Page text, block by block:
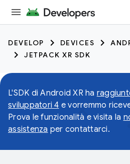
DEVELOP DEVICES
JETPACK XR SDK
L'SDK di Android XR ha
sviluppatori 4 e vorremmo
Prova le funzionalità e visita la
assistenza per contattarci.